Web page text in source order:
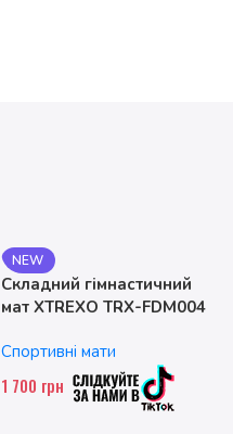
NEW
Складний гімнастичний
мат XTREXO TRX-FDM004
Спортивні мати
1 700 грн